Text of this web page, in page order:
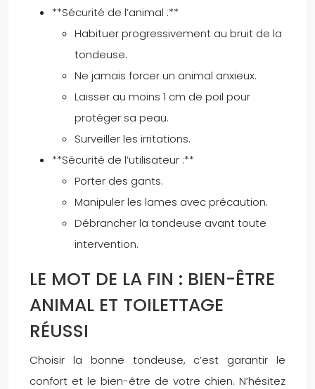
**Sécurité de l’animal :**
Habituer progressivement au bruit de la
tondeuse.
Ne jamais forcer un animal anxieux.
Laisser au moins 1 cm de poil pour
protéger sa peau.
Surveiller les irritations.
**Sécurité de l’utilisateur :**
Porter des gants.
Manipuler les lames avec précaution.
Débrancher la tondeuse avant toute
intervention.
LE MOT DE LA FIN : BIEN-ÊTRE
ANIMAL ET TOILETTAGE
RÉUSSI
Choisir la bonne tondeuse, c’est garantir le
confort et le bien-être de votre chien. N’hésitez